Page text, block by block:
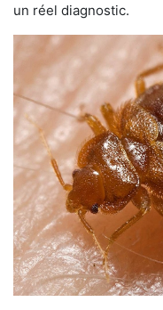
un réel diagnostic.